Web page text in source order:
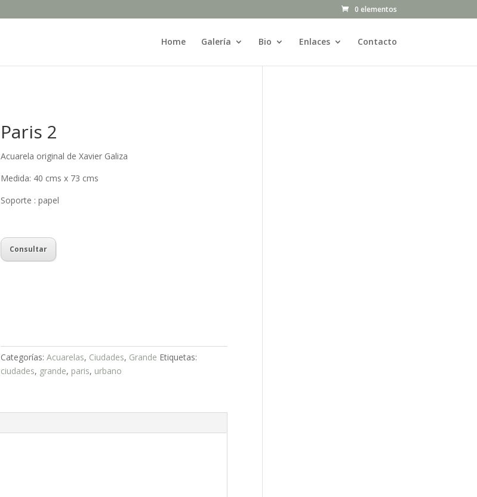
0 elementos
Home Galería Bio Enlaces Contacto
Paris 2
Acuarela original de Xavier Galiza
Medida: 40 cms x 73 cms
Soporte : papel
Consultar
Categorías:Acuarelas, Ciudades, Grande Etiquetas:
ciudades, grande, paris, urbano